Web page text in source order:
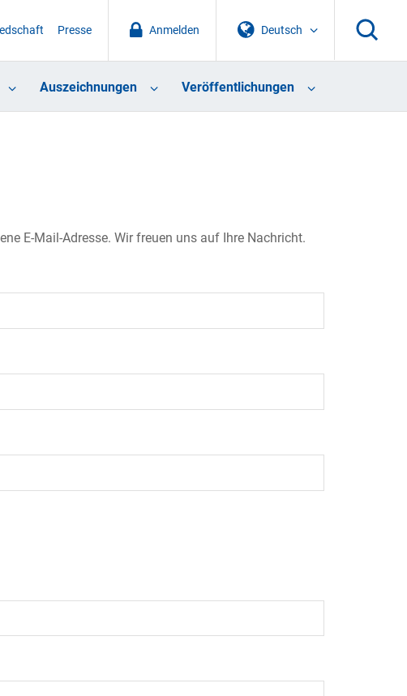
Deutsch
Anmelden
Presse
Auszeichnungen Veröffentlichungen
E-Mail-Adresse. Wir freuen uns auf Ihre Nachricht.